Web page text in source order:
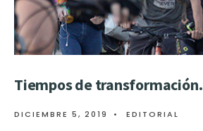
Tiempos de transformación.
DICIEMBRE 5, 2019 • EDITORIAL